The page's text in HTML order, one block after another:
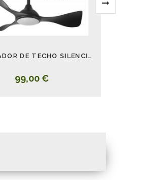
VENTILADOR DE TECHO SILENCIOSO CON LUZ Y ASPAS VISTAS CAIMAN
99,00 €